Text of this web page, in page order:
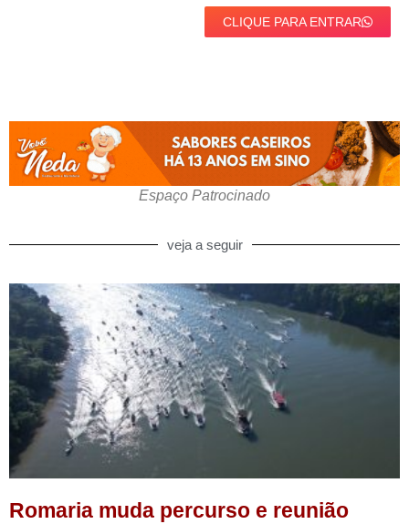
CLIQUE PARA ENTRAR
Espaço Patrocinado
veja a seguir
Romaria muda percurso e reunião